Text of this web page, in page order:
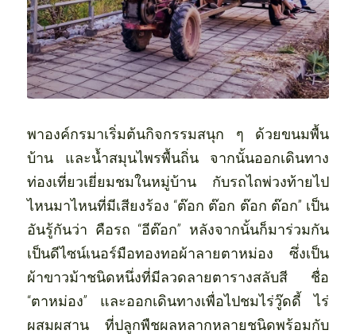
พาองค์กรมาเริ่มต้นกิจกรรมสนุก ๆ ด้วยขนมพื้น
บ้าน และน้ำสมุนไพรพื้นถิ่น จากนั้นออกเดินทาง
ท่องเที่ยวเยี่ยมชมในหมู่บ้าน กับรถไถพ่วงท้ายไป
ไหนมาไหนที่มีเสียงร้อง “ต๊อก ต๊อก ต๊อก ต๊อก” เป็น
อันรู้กันว่า คือรถ “อีต๊อก” หลังจากนั้นก็มาร่วมกัน
เป็นดีไซน์เนอร์มือทองทอผ้าลายตาหม่อง ซึ่งเป็น
ผ้าขาวม้าชนิดหนึ่งที่มีลวดลายตารางสลับสี ชื่อ
“ตาหม่อง” และออกเดินทางเพื่อไปชมไร่วู๊ดดี้ ไร่
ผสมผสาน ที่ปลูกพืชผลหลากหลายชนิดพร้อมกับ